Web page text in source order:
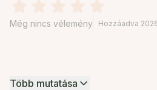
Még nincs vélemény Hozzáadva
Több mutatása